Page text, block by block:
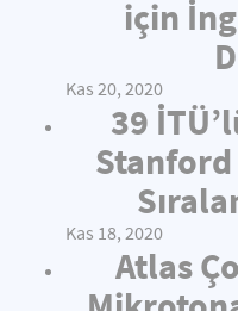
için
Kas 20, 2020
39
Kas 18, 2020
Atlas